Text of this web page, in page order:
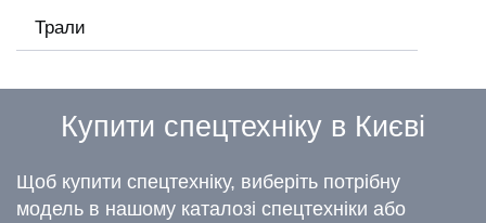
Трали
Купити спецтехніку в Києві
Щоб купити спецтехніку, виберіть потрібну
модель в нашому каталозі спецтехніки або